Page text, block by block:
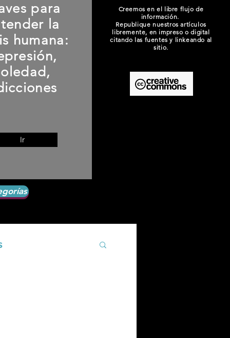
para
la
humana:
Ir
Creemos en el libre flujo de
información.
Republique nuestros artículos
libremente, en impreso o digital
citando las fuentes y linkeando al
sitio.